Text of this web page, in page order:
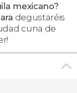
mexicano?
degustaréis
cuna de